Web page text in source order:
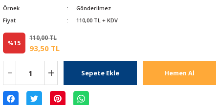
Örnek
Gönderilmez
Fiyat
110,00 TL + KDV
%15
110,00 TL
93,50 TL
Sepete Ekle Hemen Al